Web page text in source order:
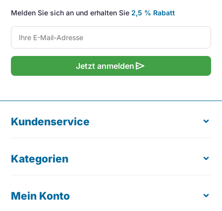
Melden Sie sich an und erhalten Sie 2,5 % Rabatt
Jetzt anmelden send
Kundenservice
Über uns
Bestellung retournieren
Mein Konto
Kategorien
Ergonomische Maus